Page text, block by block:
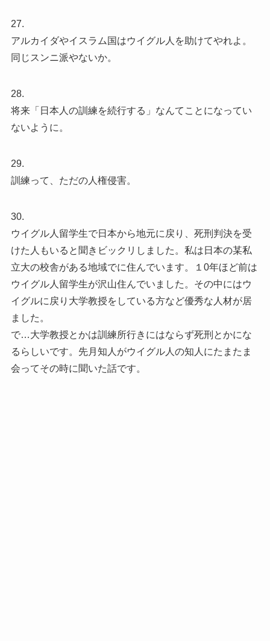
27.
アルカイダやイスラム国はウイグル人を助けてやれよ。
同じスンニ派やないか。
28.
将来「日本人の訓練を続行する」なんてことになってい
ないように。
29.
訓練って、ただの人権侵害。
30.
ウイグル人留学生で日本から地元に戻り、死刑判決を受
けた人もいると聞きビックリしました。私は日本の某私
立大の校舎がある地域でに住んでいます。１0年ほど前は
ウイグル人留学生が沢山住んでいました。その中にはウ
イグルに戻り大学教授をしている方など優秀な人材が居
ました。
で…大学教授とかは訓練所行きにはならず死刑とかにな
るらしいです。先月知人がウイグル人の知人にたまたま
会ってその時に聞いた話です。